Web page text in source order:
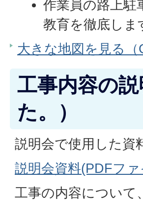
作業員の路上駐
教育を徹底しま
大きな地図を見る
工事内容の
た。）
説明会で使用した資
説明会資料(PDFフ
工事の内容について